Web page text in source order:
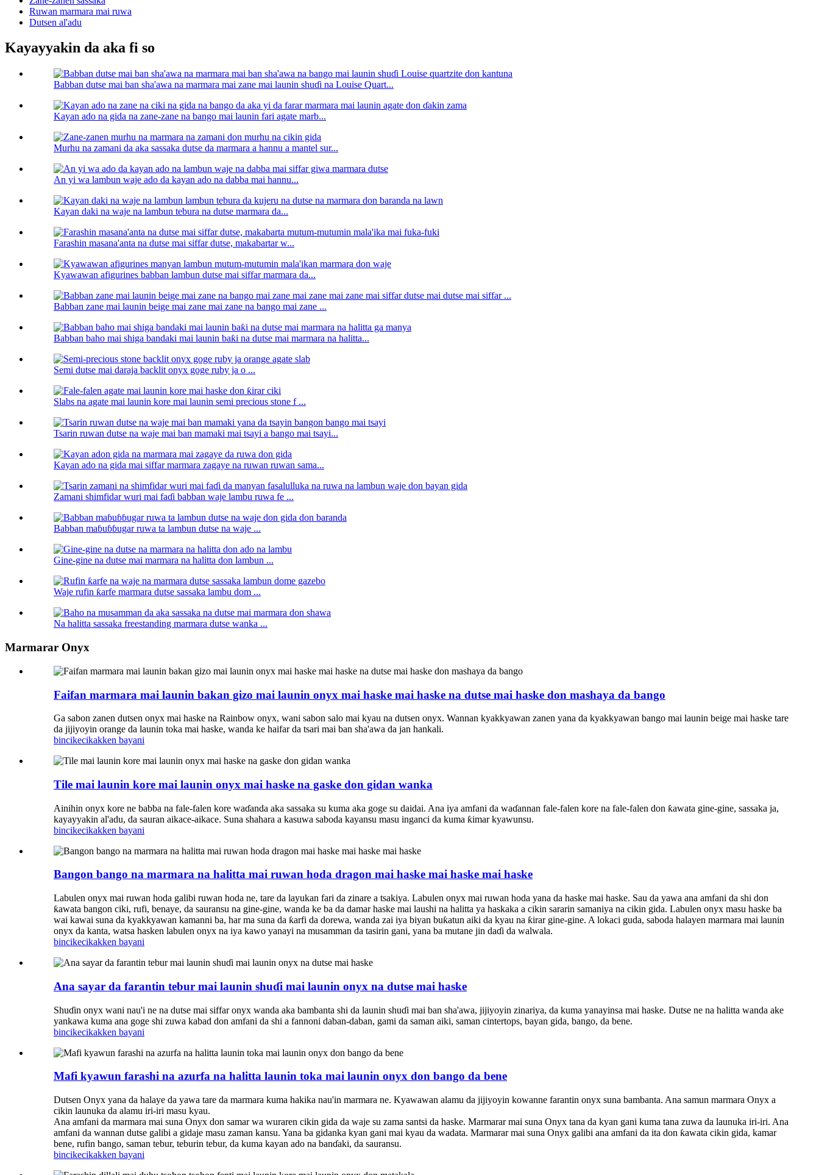
Ruwan marmara mai ruwa
Dutsen al'adu
Kayayyakin da aka fi so
Babban dutse mai ban sha'awa na marmara mai zane mai launin shuɗi na Louise Quart...
Kayan ado na gida na zane-zane na bango mai launin fari agate marb...
Murhu na zamani da aka sassaka dutse da marmara a hannu a mantel sur...
An yi wa lambun waje ado da kayan ado na dabba mai hannu...
Kayan daki na waje na lambun tebura na dutse marmara da...
Farashin masana'anta na dutse mai siffar dutse, makabartar w...
Kyawawan afigurines babban lambun dutse mai siffar marmara da...
Babban zane mai launin beige mai zane mai zane na bango mai zane ...
Babban baho mai shiga bandaki mai launin baƙi na dutse mai marmara na halitta...
Semi dutse mai daraja backlit onyx goge ruby ​​ja o ...
Slabs na agate mai launin kore mai launin semi precious stone f ...
Tsarin ruwan dutse na waje mai ban mamaki mai tsayi a bango mai tsayi...
Kayan ado na gida mai siffar marmara zagaye na ruwan ruwan sama...
Zamani shimfidar wuri mai faɗi babban waje lambu ruwa fe ...
Babban maɓuɓɓugar ruwa ta lambun dutse na waje ...
Gine-gine na dutse mai marmara na halitta don lambun ...
Waje rufin ƙarfe marmara dutse sassaka lambu dom ...
Na halitta sassaka freestanding marmara dutse wanka ...
Marmarar Onyx
Faifan marmara mai launin bakan gizo mai launin onyx mai haske mai haske na dutse mai haske don mashaya da bango
Ga sabon zanen dutsen onyx mai haske na Rainbow onyx, wani sabon salo mai kyau na dutsen onyx. Wannan kyakkyawan zanen yana da kyakkyawan bango mai launin beige mai haske tare
da jijiyoyin orange da launin toka mai haske, wanda ke haifar da tsari mai ban sha'awa da jan hankali.
bincikecikakken bayani
Tile mai launin kore mai launin onyx mai haske na gaske don gidan wanka
Ainihin onyx kore ne babba na fale-falen kore waɗanda aka sassaka su kuma aka goge su daidai. Ana iya amfani da waɗannan fale-falen kore na fale-falen don ƙawata gine-gine, sassaka ja,
kayayyakin al'adu, da sauran aikace-aikace. Suna shahara a kasuwa saboda kayansu masu inganci da kuma ƙimar kyawunsu.
bincikecikakken bayani
Bangon bango na marmara na halitta mai ruwan hoda dragon mai haske mai haske mai haske
Labulen onyx mai ruwan hoda galibi ruwan hoda ne, tare da layukan fari da zinare a tsakiya. Labulen onyx mai ruwan hoda yana da haske mai haske. Sau da yawa ana amfani da shi don
ƙawata bangon ciki, rufi, benaye, da sauransu na gine-gine, wanda ke ba da damar haske mai laushi na halitta ya haskaka a cikin sararin samaniya na cikin gida. Labulen onyx masu haske ba
wai kawai suna da kyakkyawan kamanni ba, har ma suna da ƙarfi da dorewa, wanda zai iya biyan buƙatun aiki da kyau na ƙirar gine-gine. A lokaci guda, saboda halayen marmara mai launin
onyx da kanta, watsa hasken labulen onyx na iya kawo yanayi na musamman da tasirin gani, yana ba mutane jin daɗi da walwala.
bincikecikakken bayani
Ana sayar da farantin tebur mai launin shuɗi mai launin onyx na dutse mai haske
Shuɗin onyx wani nau'i ne na dutse mai siffar onyx wanda aka bambanta shi da launin shuɗi mai ban sha'awa, jijiyoyin zinariya, da kuma yanayinsa mai haske. Dutse ne na halitta wanda ake
yankawa kuma ana goge shi zuwa kabad don amfani da shi a fannoni daban-daban, gami da saman aiki, saman cintertops, bayan gida, bango, da bene.
bincikecikakken bayani
Mafi kyawun farashi na azurfa na halitta launin toka mai launin onyx don bango da bene
Dutsen Onyx yana da halaye da yawa tare da marmara kuma hakika nau'in marmara ne. Kyawawan alamu da jijiyoyin kowanne farantin onyx suna bambanta. Ana samun marmara Onyx a
cikin launuka da alamu iri-iri masu kyau.
Ana amfani da marmara mai suna Onyx don samar wa wuraren cikin gida da waje su zama santsi da haske. Marmarar mai suna Onyx tana da kyan gani kuma tana zuwa da launuka iri-iri. Ana
amfani da wannan dutse galibi a gidaje masu zaman kansu. Yana ba gidanka kyan gani mai kyau da wadata. Marmarar mai suna Onyx galibi ana amfani da ita don ƙawata cikin gida, kamar
bene, rufin bango, saman tebur, teburin tebur, da kuma kayan ado na banɗaki, da sauransu.
bincikecikakken bayani